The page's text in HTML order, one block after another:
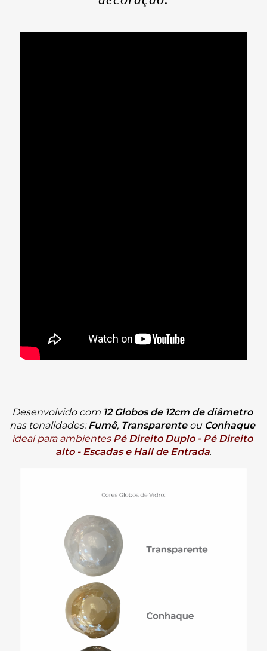
Desenvolvido com 12 Globos de 12cm
de diâmetro
nas tonalidades: Fumê, Transparente ou Conhaque
ideal para ambientes Pé Direito Duplo - Pé Direito
alto - Escadas e Hall de Entrada.